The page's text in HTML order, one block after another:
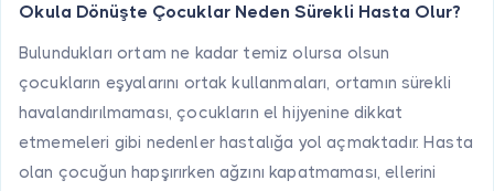
Okula Dönüşte Çocuklar Neden Sürekli Hasta Olur?
Bulundukları ortam ne kadar temiz olursa olsun
çocukların eşyalarını ortak kullanmaları, ortamın sürekli
havalandırılmaması, çocukların el hijyenine dikkat
etmemeleri gibi nedenler hastalığa yol açmaktadır. Hasta
olan çocuğun hapşırırken ağzını kapatmaması, ellerini